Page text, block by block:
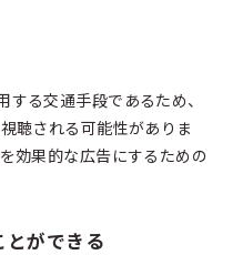
る交通手段であるため、
聴される可能性がありま
効果的な広告にするための
とができる